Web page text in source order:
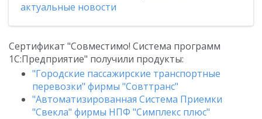
актуальные новости
Сертификат "Совместимо! Система программ
1С:Предприятие" получили продукты:
"Городские пассажирские транспортные
перевозки" фирмы "Совттранс"
"Автоматизированная Система Приемки
"Свекла" фирмы НПФ "Симплекс плюс"